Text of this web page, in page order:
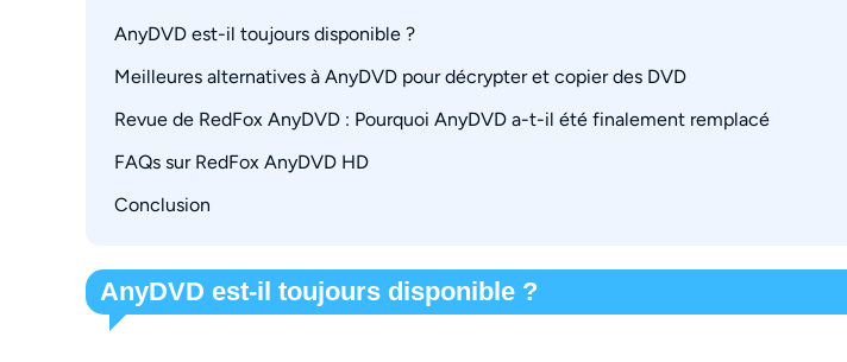
AnyDVD est-il toujours disponible ?
Meilleures alternatives à AnyDVD pour décrypter et copier des DVD
Chemin de mise à niveau 1 : DVDFab All-In-One
Alternative parfaite à AnyDVD avec des fonctionnalités puissantes : DVDFab Passkey
Revue de RedFox AnyDVD : Pourquoi AnyDVD a-t-il été finalement remplacé
FAQs sur RedFox AnyDVD HD
Qu'est-il arrivé à Redfox.bz ?
AnyDVD est-il gratuit ?
Puis-je utiliser AnyDVD HD sur Mac ?
Conclusion
AnyDVD est-il toujours disponible ?